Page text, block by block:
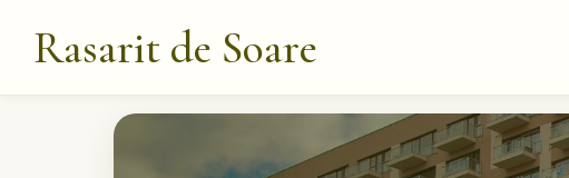
Rasarit de Soare